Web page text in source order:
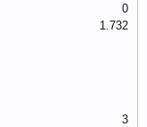
0
1.732
3